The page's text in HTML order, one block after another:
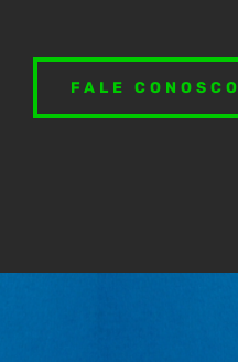
FALE CONOSCO